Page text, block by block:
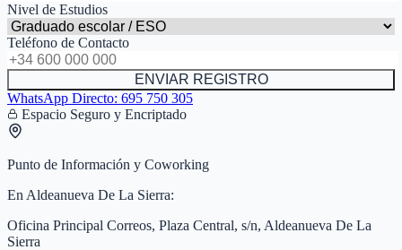
Nivel de Estudios
Teléfono de Contacto
ENVIAR REGISTRO
WhatsApp Directo: 695 750 305
Espacio Seguro y Encriptado
Punto de Información y Coworking
En Aldeanueva De La Sierra:
Oficina Principal Correos, Plaza Central, s/n, Aldeanueva De La
Sierra